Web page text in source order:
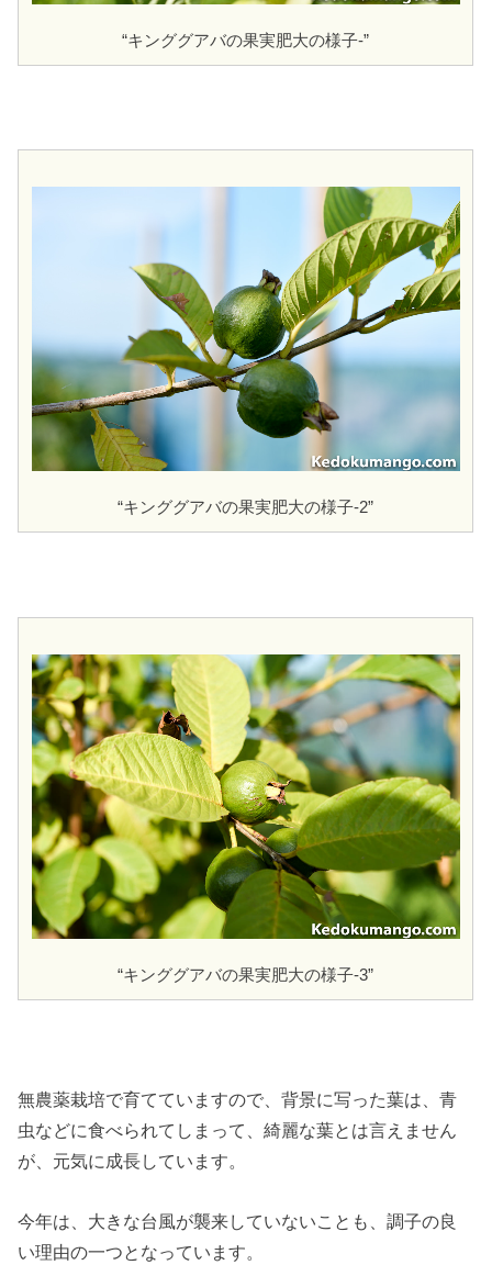
“キンググアバの果実肥大の様子-”
“キンググアバの果実肥大の様子-2”
“キンググアバの果実肥大の様子-3”
無農薬栽培で育てていますので、背景に写った葉は、青
虫などに食べられてしまって、綺麗な葉とは言えません
が、元気に成長しています。
今年は、大きな台風が襲来していないことも、調子の良
い理由の一つとなっています。